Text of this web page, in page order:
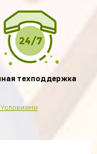
техподдержка
Условиями